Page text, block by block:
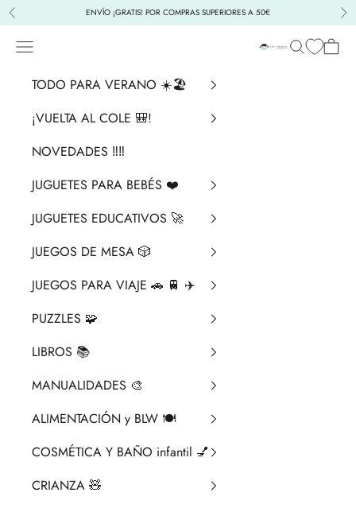
Ir al contenido
Anterior ENVÍO ¡GRATIS! POR COMPRAS SUPERIORES A 50€
La Chata
Menú BuscarCesta
TODO PARA VERANO ☀️🏖️
¡VUELTA AL COLE 🎒!
NOVEDADES ‼️​‼️​
JUGUETES PARA BEBÉS ❤️​
JUGUETES EDUCATIVOS 🚀
JUEGOS DE MESA 🎲
JUEGOS PARA VIAJE 🚗 🚆 ✈️
PUZZLES 🧩
LIBROS 📚​
MANUALIDADES 🎨​
ALIMENTACIÓN y BLW 🍽️
COSMÉTICA Y BAÑO infantil 💅
CRIANZA ​🧸​